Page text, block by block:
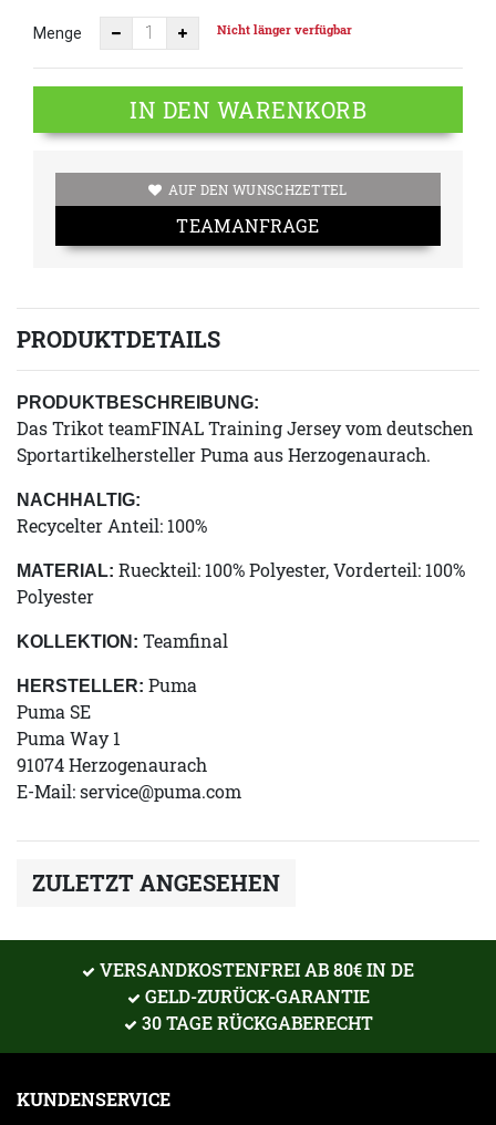
Menge Nicht länger verfügbar
IN DEN WARENKORB
AUF DEN WUNSCHZETTEL
TEAMANFRAGE
PRODUKTDETAILS
PRODUKTBESCHREIBUNG:
Das Trikot teamFINAL Training Jersey vom deutschen
Sportartikelhersteller Puma aus Herzogenaurach.
NACHHALTIG:
Recycelter Anteil: 100%
MATERIAL: Rueckteil: 100% Polyester, Vorderteil: 100%
Polyester
KOLLEKTION: Teamfinal
HERSTELLER: Puma
Puma SE
Puma Way 1
91074 Herzogenaurach
E-Mail:service@puma.com
ZULETZT ANGESEHEN
VERSANDKOSTENFREI AB 80€ IN DE
GELD-ZURÜCK-GARANTIE
30 TAGE RÜCKGABERECHT
KUNDENSERVICE